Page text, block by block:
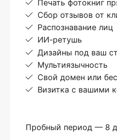
Печать фотокниг
Сбор отзывов от
Распознавание лиц
ИИ-ретушь
Дизайны под ваш
Мультиязычность
Свой домен или
Визитка с вашими
Пробный период — 8